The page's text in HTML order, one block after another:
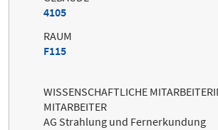
4105
RAUM
F115
WISSENSCHAFTLICHE
MITARBEITER
AG Strahlung und Fernerkundung